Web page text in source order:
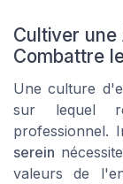
Cultiver
Combattre
Une culture
sur lequel
professionnel.
serein
valeurs de